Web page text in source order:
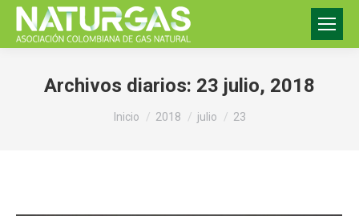
Archivos diarios: 23 julio, 2018
Estás aquí:
Inicio 2018 julio 23